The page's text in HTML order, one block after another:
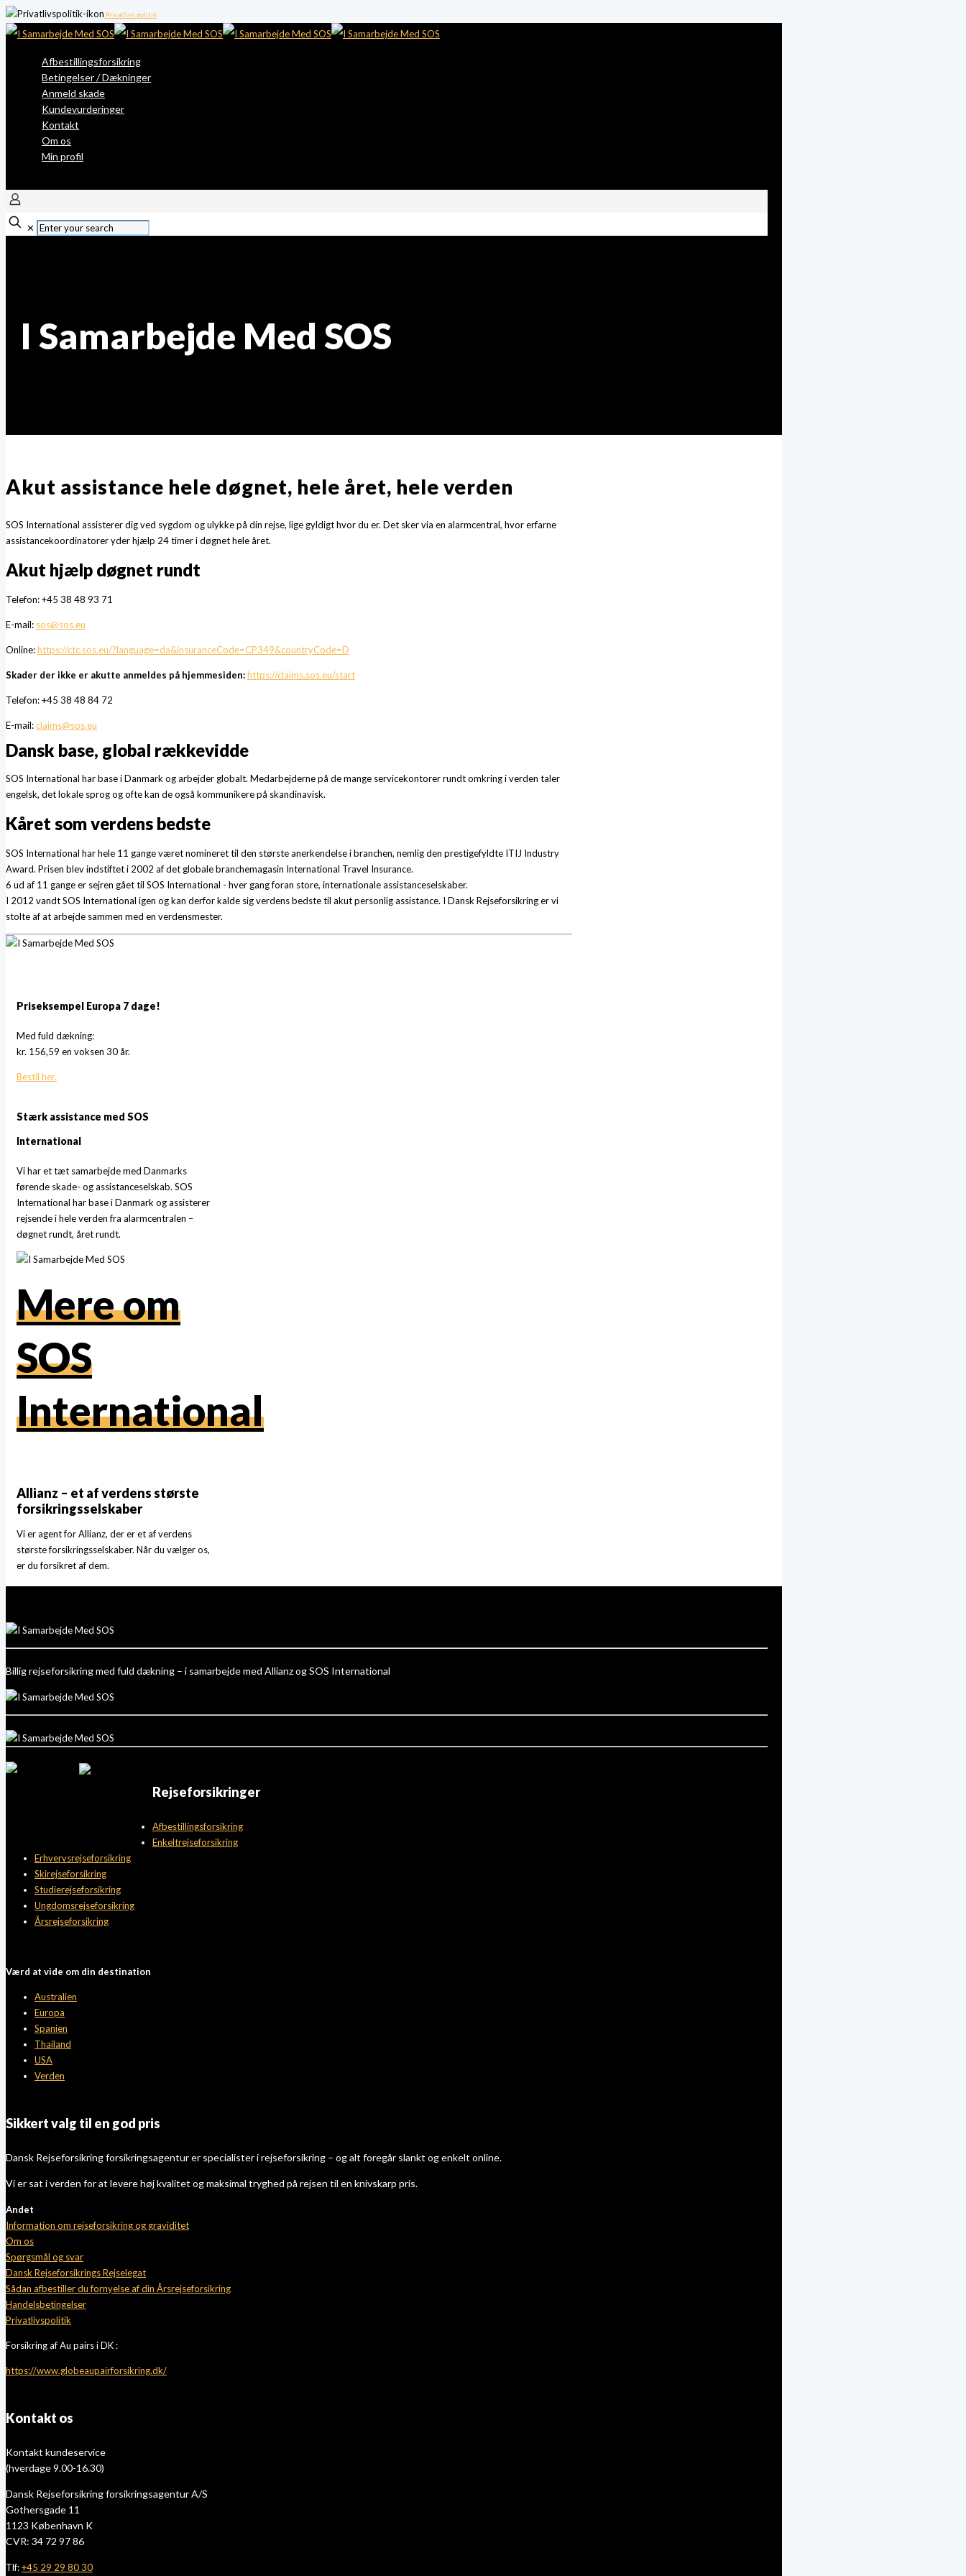
Privatlivs politik
Afbestillingsforsikring
Betingelser / Dækninger
Anmeld skade
Kundevurderinger
Kontakt
Om os
Min profil
✕
I Samarbejde Med SOS
Akut assistance hele døgnet, hele året, hele verden
SOS International assisterer dig ved sygdom og ulykke på din rejse, lige gyldigt hvor du er. Det sker via en alarmcentral, hvor erfarne
assistancekoordinatorer yder hjælp 24 timer i døgnet hele året.
Akut hjælp døgnet rundt
Telefon: +45 38 48 93 71
E-mail: sos@sos.eu
Online:https://ctc.sos.eu/?language=da&insuranceCode=CP349&countryCode=D
Skader der ikke er akutte anmeldes på hjemmesiden:https://claims.sos.eu/start
Telefon: +45 38 48 84 72
E-mail:claims@sos.eu
Dansk base, global rækkevidde
SOS International har base i Danmark og arbejder globalt. Medarbejderne på de mange servicekontorer rundt omkring i verden taler
engelsk, det lokale sprog og ofte kan de også kommunikere på skandinavisk.
Kåret som verdens bedste
SOS International har hele 11 gange været nomineret til den største anerkendelse i branchen, nemlig den prestigefyldte ITIJ Industry
Award. Prisen blev indstiftet i 2002 af det globale branchemagasin International Travel Insurance.
6 ud af 11 gange er sejren gået til SOS International - hver gang foran store, internationale assistanceselskaber.
I 2012 vandt SOS International igen og kan derfor kalde sig verdens bedste til akut personlig assistance. I Dansk Rejseforsikring er vi
stolte af at arbejde sammen med en verdensmester.
Priseksempel Europa 7 dage!
Med fuld dækning:
kr. 156,59 en voksen 30 år.
Bestil her.
Stærk assistance med SOS
International
Vi har et tæt samarbejde med Danmarks
førende skade- og assistanceselskab. SOS
International har base i Danmark og assisterer
rejsende i hele verden fra alarmcentralen –
døgnet rundt, året rundt.
Mere om
SOS
International
Allianz – et af verdens største
forsikringsselskaber
Vi er agent for Allianz, der er et af verdens
største forsikringsselskaber. Når du vælger os,
er du forsikret af dem.
Billig rejseforsikring med fuld dækning – i samarbejde med Allianz og SOS International
Rejseforsikringer
Afbestillingsforsikring
Enkeltrejseforsikring
Erhvervsrejseforsikring
Skirejseforsikring
Studierejseforsikring
Ungdomsrejseforsikring
Årsrejseforsikring
Værd at vide om din destination
Australien
Europa
Spanien
Thailand
USA
Verden
Sikkert valg til en god pris
Dansk Rejseforsikring forsikringsagentur er specialister i rejseforsikring – og alt foregår slankt og enkelt online.
Vi er sat i verden for at levere høj kvalitet og maksimal tryghed på rejsen til en knivskarp pris.
Andet
Information om rejseforsikring og graviditet
Om os
Spørgsmål og svar
Dansk Rejseforsikrings Rejselegat
Sådan afbestiller du fornyelse af din Årsrejseforsikring
Handelsbetingelser
Privatlivspolitik
Forsikring af Au pairs i DK :
https://www.globeaupairforsikring.dk/
Kontakt os
Kontakt kundeservice
(hverdage 9.00-16.30)
Dansk Rejseforsikring forsikringsagentur A/S
Gothersgade 11
1123 København K
CVR: 34 72 97 86
Tlf:+45 29 29 80 30